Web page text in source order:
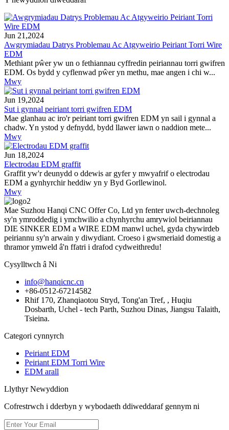
Jun 21,2024
Awgrymiadau Datrys Problemau Ac Atgyweirio Peiriant Torri Wire
EDM
Methiant pŵer yw un o fethiannau cyffredin peiriannau torri gwifren
EDM. Os bydd y cyflenwad pŵer yn methu, mae angen i chi w...
Mwy
Jun 19,2024
Sut i gynnal peiriant torri gwifren EDM
Mae glanhau ac iro'r peiriant torri gwifren EDM yn sail i gynnal a
chadw. Yn ystod y defnydd, bydd llawer iawn o naddion mete...
Mwy
Jun 18,2024
Electrodau EDM graffit
Graffit yw'r deunydd o ddewis ar gyfer y mwyafrif o electrodau
EDM a gynhyrchir heddiw yn y Byd Gorllewinol.
Mwy
Mae Suzhou Hanqi CNC Offer Co, Ltd yn fenter uwch-dechnoleg
sy'n ymroddedig i ymchwilio a chynhyrchu amrywiol beiriannau
DIE SINKER EDM a WIRE EDM manwl uchel, gyda chywirdeb
peiriannu sy'n arwain y diwydiant. Croeso i gwsmeriaid domestig a
thramor ymweld â'n ffatri i drafod cydweithredu!
Cysylltwch â Ni
info@hanqicnc.cn
+86-0512-67214582
Rhif 170, Zhanqiaotou Stryd, Tong'an Tref, , Huqiu
Dosbarth, Uchel - tech Parth, Suzhou Dinas, Jiangsu Talaith,
Tsieina.
Categori cynnyrch
Peiriant EDM
Peiriant EDM Torri Wire
EDM arall
Llythyr Newyddion
Cofrestrwch i dderbyn y wybodaeth ddiweddaraf gennym ni